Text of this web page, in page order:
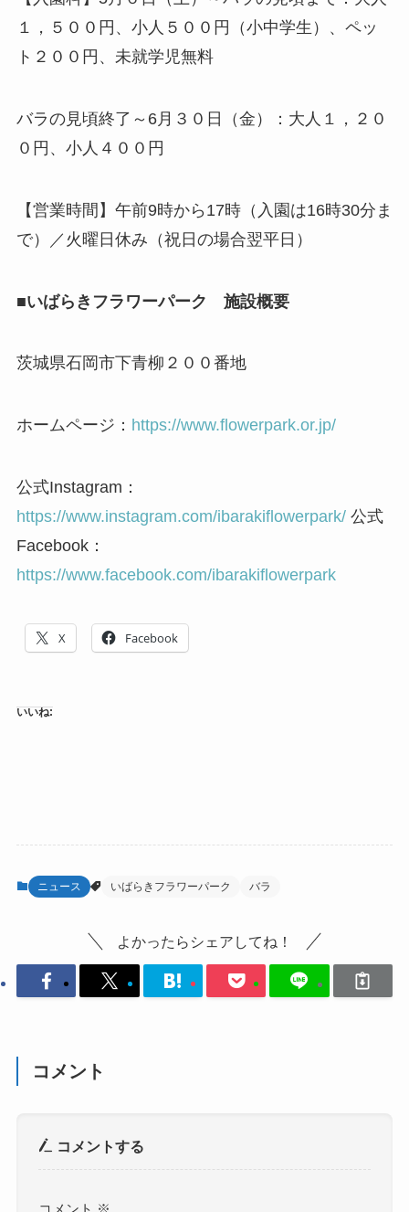
１，５００円、小人５００円（小中学生）、ペッ
ト２００円、未就学児無料
バラの見頃終了～6月３０日（金）：大人１，２０
０円、小人４００円
【営業時間】午前9時から17時（入園は16時30分ま
で）／火曜日休み（祝日の場合翌平日）
■いばらきフラワーパーク 施設概要
茨城県石岡市下青柳２００番地
ホームページ： https://www.flowerpark.or.jp/
公式Instagram：
https://www.instagram.com/ibarakiflowerpark/公式
Facebook：
https://www.facebook.com/ibarakiflowerpark
X Facebook
いいね:
ニュース いばらきフラワーパーク バラ
よかったらシェアしてね！
コメント
コメントする